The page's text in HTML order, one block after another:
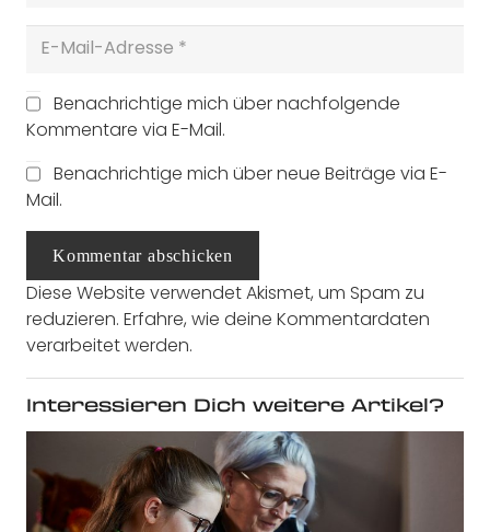
Benachrichtige mich über nachfolgende
Kommentare via E-Mail.
Benachrichtige mich über neue Beiträge via E-
Mail.
Kommentar abschicken
Diese Website verwendet Akismet, um Spam zu
reduzieren. Erfahre, wie deine Kommentardaten
verarbeitet werden.
Interessieren Dich weitere Artikel?